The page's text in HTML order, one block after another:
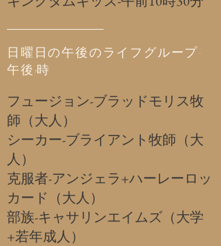
日曜日の午後のライフグループ-
午後5時
フュージョン-ブラッドモリス牧
師（大人）
シーカー-ブライアント牧師（大
人）
克服者-アンジェラ+ハーレーロッ
カード（大人）
部族-キャサリンエイムズ（大学
+若年成人）